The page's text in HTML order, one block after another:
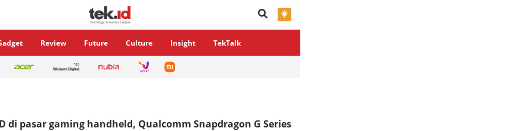
×
Review Future Culture Insight TekTalk
di pasar gaming handheld, Qualcomm Snapdragon G Series